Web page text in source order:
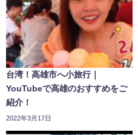
台湾！高雄市へ小旅行｜
YouTubeで高雄のおすすめをご
紹介！
2022年3月17日